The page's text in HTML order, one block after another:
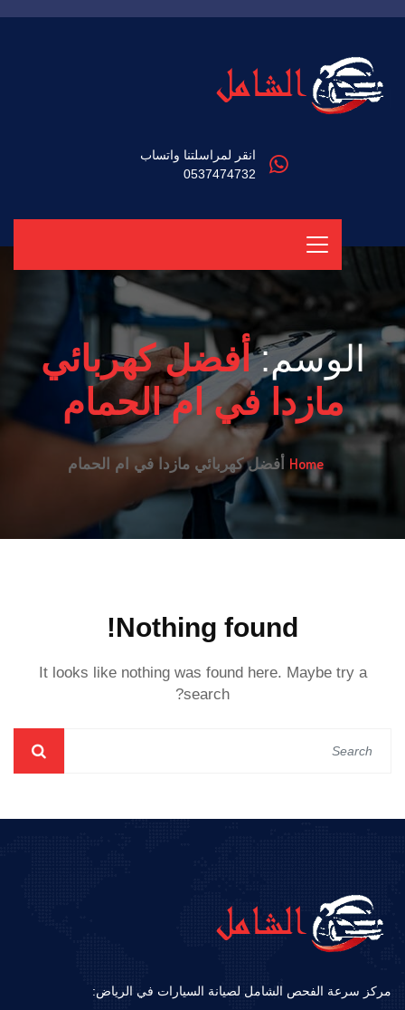
انقر لمراسلتنا واتساب
0537474732
الوسم:أفضل كهربائي
مازدا في ام الحمام
Home أفضل كهربائي مازدا في ام الحمام
Nothing found!
It looks like nothing was found here. Maybe try a
search?
مركز سرعة الفحص الشامل لصيانة السيارات في الرياض: